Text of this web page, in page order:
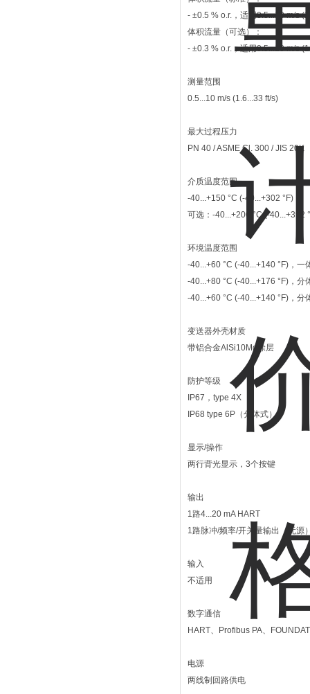
- ±0.5 % o.r.，适用0.5...10 m/s
体积流量（可选）：
- ±0.3 % o.r.，适用0.5...10 m/s
测量范围
0.5...10 m/s (1.6...33 ft/s)
最大过程压力
PN 40 / ASME Cl. 300 / JIS 20K
介质温度范围
-40...+150 °C (-40...+302 °F)
可选：-40...+200 °C (-40...+392
环境温度范围
-40...+60 °C (-40...+140 °F)，一
-40...+80 °C (-40...+176 °F)，分
-40...+60 °C (-40...+140 °F)，分
变送器外壳材质
带铝合金AlSi10Mg涂层
防护等级
IP67，type 4X
IP68 type 6P（分体式）
显示/操作
两行背光显示，3个按键
输出
1路4...20 mA HART
1路脉冲/频率/开关量输出（无源
输入
不适用
数字通信
HART、Profibus PA、
电源
两线制回路供电